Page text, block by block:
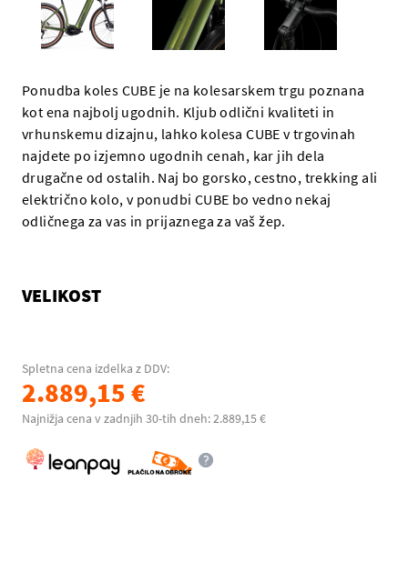
Ponudba koles CUBE je na kolesarskem trgu poznana
kot ena najbolj ugodnih. Kljub odlični kvaliteti in
vrhunskemu dizajnu, lahko kolesa CUBE v trgovinah
najdete po izjemno ugodnih cenah, kar jih dela
drugačne od ostalih. Naj bo gorsko, cestno, trekking ali
električno kolo, v ponudbi CUBE bo vedno nekaj
odličnega za vas in prijaznega za vaš žep.
VELIKOST
Spletna cena izdelka z DDV:
2.889,15 €
Najnižja cena v zadnjih 30-tih dneh: 2.889,15 €